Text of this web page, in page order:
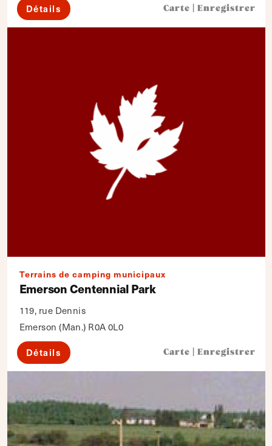
Détails Carte Enregistrer
Terrains de camping municipaux
Emerson Centennial Park
119, rue Dennis
Emerson (Man.) R0A 0L0
Détails Carte Enregistrer